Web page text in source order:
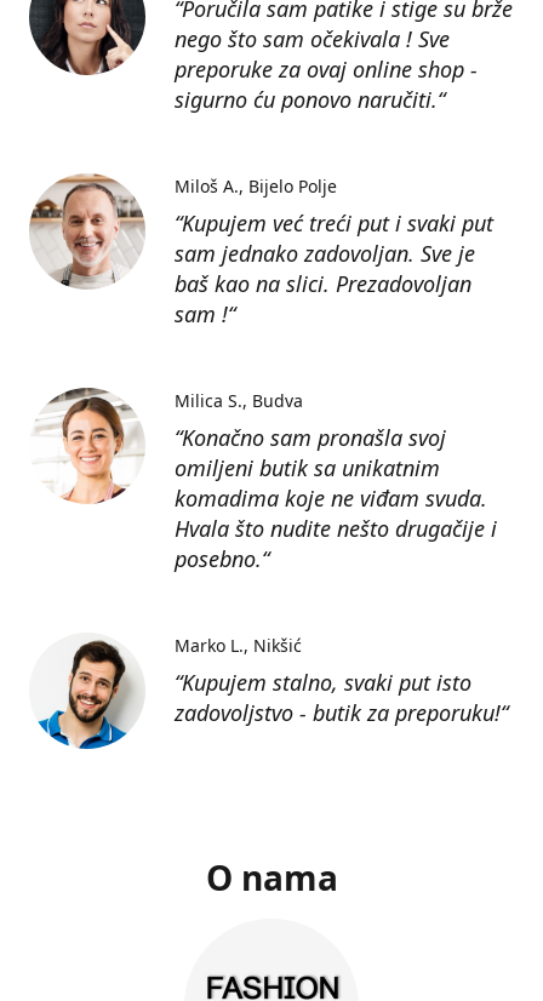
“Poručila sam patike i stige su brže
nego što sam očekivala ! Sve
preporuke za ovaj online shop -
sigurno ću ponovo naručiti.“
“Kupujem već treći put i svaki put
sam jednako zadovoljan. Sve je
baš kao na slici. Prezadovoljan
sam !“
Miloš A. Bijelo Polje
“Konačno sam pronašla svoj
omiljeni butik sa unikatnim
komadima koje ne viđam svuda.
Hvala što nudite nešto drugačije i
posebno.“
Milica S. Budva
“Kupujem stalno, svaki put isto
zadovoljstvo - butik za preporuku!“
Marko L. Nikšić
O nama